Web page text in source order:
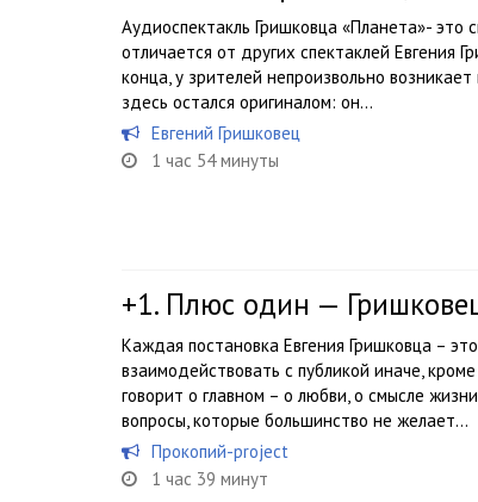
Аудиоспектакль Гришковца «Планета»- это
отличается от других спектаклей Евгения
конца, у зрителей непроизвольно
здесь остался оригиналом: он...
Евгений Гришковец
1 час 54 минуты
+1. Плюс один —
Каждая постановка Евгения Гришковца –
взаимодействовать с публикой иначе,
говорит о главном – о любви, о смысле
вопросы, которые большинство не желает...
Прокопий-project
1 час 39 минут